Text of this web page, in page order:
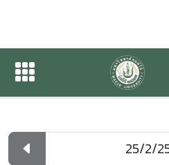
ปฏิทินกิจกรรมขอ
ปฏิทินกิจกรรมของหน่วยงาน